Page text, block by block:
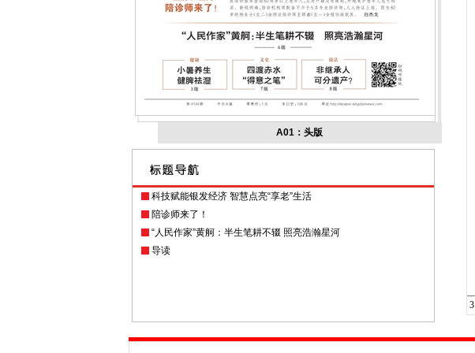
A01：头版
科技赋能银发经济 智慧点亮“享老”生活
陪诊师来了！
“人民作家”黄舸：半生笔耕不辍 照亮浩瀚星河
导读
3